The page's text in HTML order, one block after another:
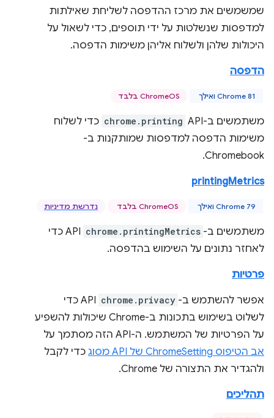
שמשמשים את מרכז ההדפסה לשליחת שאילתות
למדפסות שנשלטות על ידי תוספים, כדי לשאול על
היכולות שלהן ולשלוח אליהן משימות הדפסה.
הדפסה
Chrome 81 ואילך ‫ChromeOS בלבד
משתמשים ב-API‏ chrome.printing כדי לשלוח
משימות הדפסה למדפסות שמותקנות ב-
Chromebook.
printingMetrics
Chrome 79 ואילך ‫ChromeOS בלבד נדרשת מדיניות
משתמשים ב- chrome.printingMetrics
API כדי
לאחזר נתונים על השימוש בהדפסה.
פרטיות
אפשר להשתמש ב- chrome.privacy
API כדי
לשלוט בשימוש בתכונות ב-Chrome שיכולות להשפיע
על הפרטיות של המשתמש. ה-API הזה מסתמך על
אב הטיפוס ChromeSetting של API מסוג
כדי לקבל
ולהגדיר את התצורה של Chrome.
תהליכים